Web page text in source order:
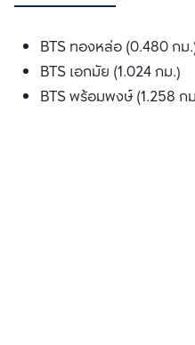
BTS ทองหล่อ (0.480 กม
BTS เอกมัย (1.024 กม.)
BTS พร้อมพงษ์ (1.258 ก